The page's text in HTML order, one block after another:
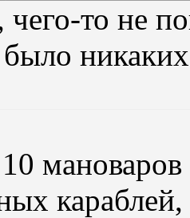
чего-то не
было
мановаров